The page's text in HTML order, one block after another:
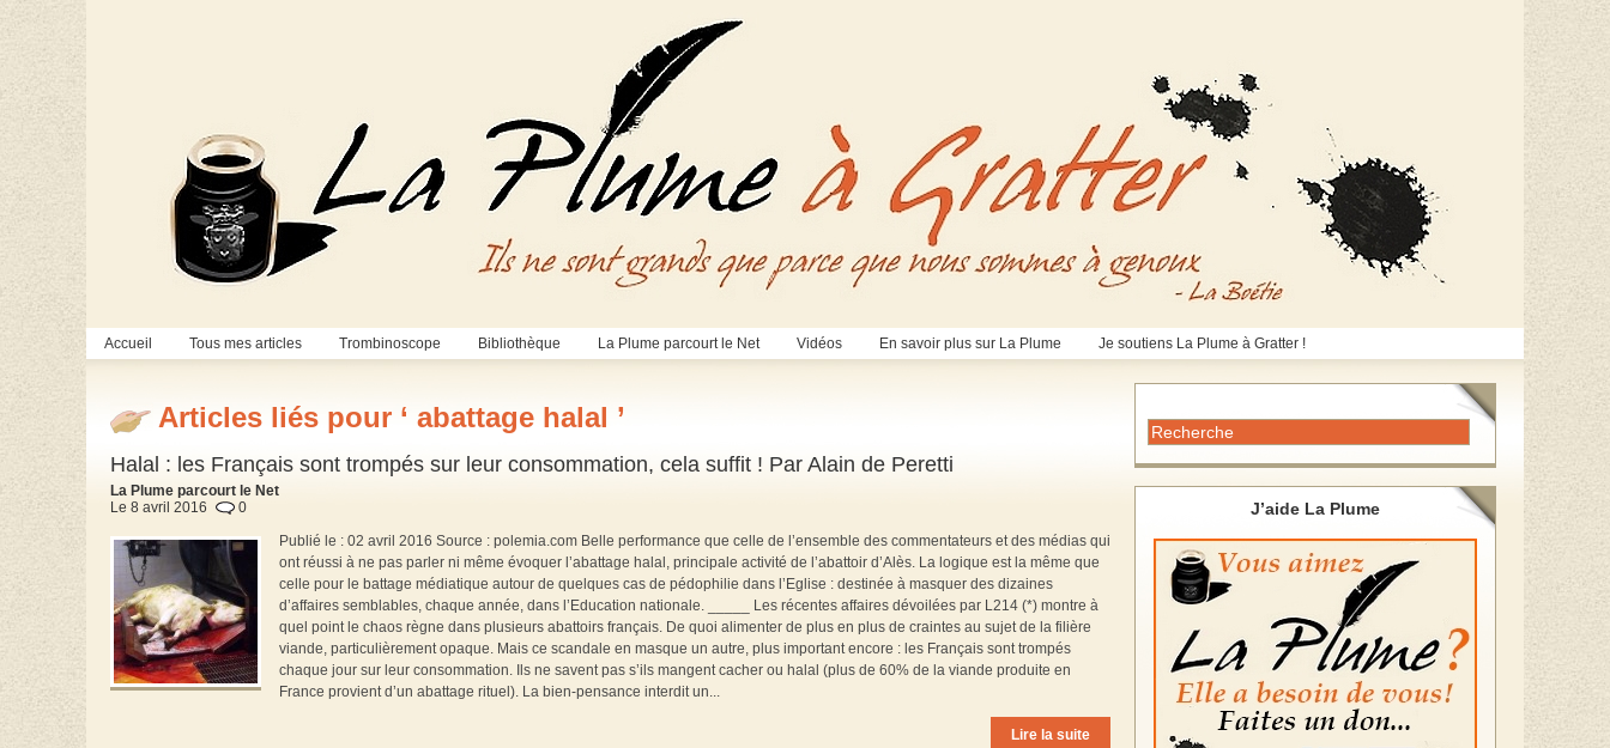
Accueil Tous mes articles Trombinoscope Bibliothèque La Plume parcourt le Net Vidéos En savoir plus sur La Plume Je soutiens La Plume à Gratter !
Articles liés pour ‘ abattage halal ’
Halal : les Français sont trompés sur leur consommation, cela suffit ! Par Alain de Peretti
La Plume parcourt le Net
Le 8 avril 2016
0
Publié le : 02 avril 2016 Source : polemia.com Belle performance que celle de l’ensemble des commentateurs et des médias qui
ont réussi à ne pas parler ni même évoquer l’abattage halal, principale activité de l’abattoir d’Alès. La logique est la même que
celle pour le battage médiatique autour de quelques cas de pédophilie dans l’Eglise : destinée à masquer des dizaines
d’affaires semblables, chaque année, dans l’Education nationale. _____ Les récentes affaires dévoilées par L214 (*) montre à
quel point le chaos règne dans plusieurs abattoirs français. De quoi alimenter de plus en plus de craintes au sujet de la filière
viande, particulièrement opaque. Mais ce scandale en masque un autre, plus important encore : les Français sont trompés
chaque jour sur leur consommation. Ils ne savent pas s’ils mangent cacher ou halal (plus de 60% de la viande produite en
France provient d’un abattage rituel). La bien-pensance interdit un...
Lire la suite
J’aide La Plume